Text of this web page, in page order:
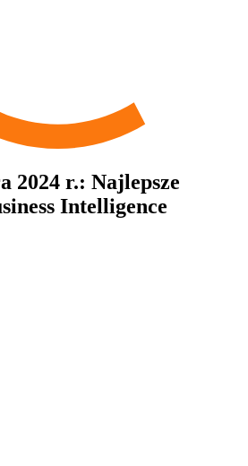
2024 r.: Najlepsze
Intelligence